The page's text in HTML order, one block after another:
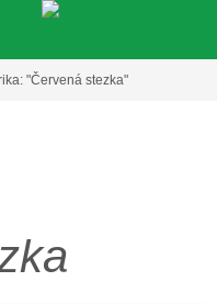
"Červená stezka"